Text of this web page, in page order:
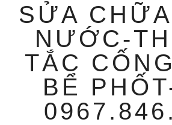
SỬA
NƯỚC-
TẮC
BỂ